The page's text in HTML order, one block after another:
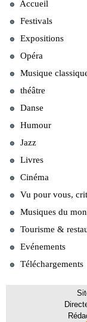
Accueil
Festivals
Expositions
Opéra
Musique
théâtre
Danse
Humour
Jazz
Livres
Cinéma
Vu pour vous,
Musiques du
Tourisme &
Evénements
Téléchargements